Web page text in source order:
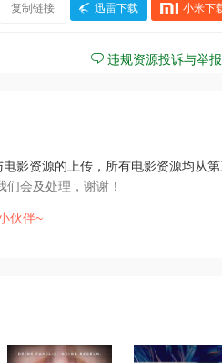
复制链接 迅雷下载 小米下
违规资源投诉与举报
影资源的上传，所有电影资源均从第
会及处理，谢谢！
伙伴~